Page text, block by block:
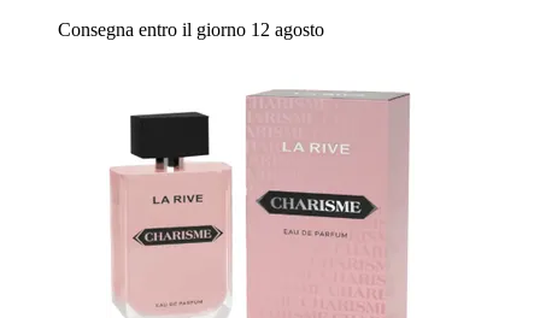
Consegna entro il giorno 12 agosto